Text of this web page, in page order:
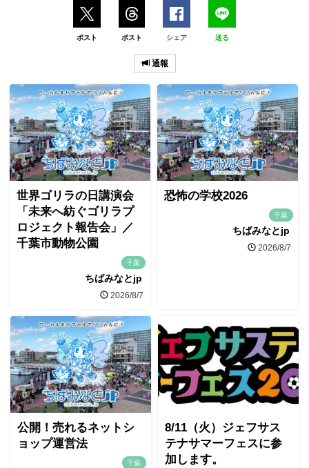
ポスト ポスト シェア 送る
通報
世界ゴリラの日講演会
「未来へ紡ぐゴリラプ
ロジェクト報告会」／
千葉市動物公園
千葉
ちばみなとjp
2026/8/7
恐怖の学校2026
千葉
ちばみなとjp
2026/8/7
公開！売れるネットシ
ョップ運営法
千葉
8/11（火）ジェフサス
テナサマーフェスに参
加します。